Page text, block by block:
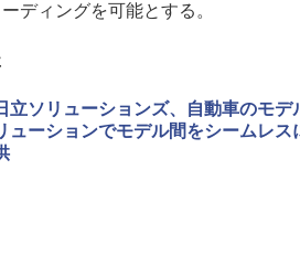
ディングを可能とする。
立ソリューションズ、自動車のモデ
ューションでモデル間をシームレ